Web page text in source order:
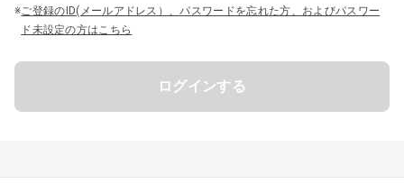
※ご登録のID(メールアドレス）、パスワードを忘れた方、およびパスワー
ド未設定の方はこちら
ログインする